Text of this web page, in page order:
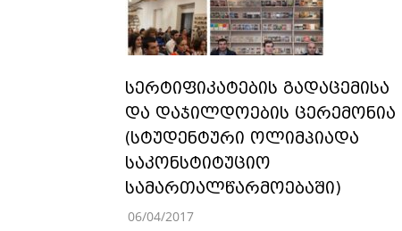
სერტიფიკატების გადაცემისა
და დაჯილდოების ცერემონია
(სტუდენტური ოლიმპიადა
საკონსტიტუციო
სამართალწარმოებაში)
06/04/2017